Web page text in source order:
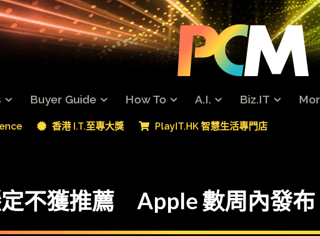
Buyer Guide How To A.I. Biz.IT
香港 I.T.至專大獎 PlayIT.HK 智慧生活專門店
不獲推薦 Apple 數周內發布